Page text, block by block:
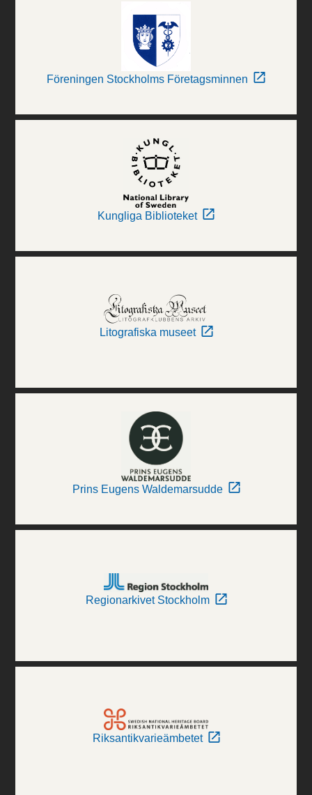
Föreningen Stockholms Företagsminnen
Kungliga Biblioteket
Litografiska museet
Prins Eugens Waldemarsudde
Regionarkivet Stockholm
Riksantikvarieämbetet